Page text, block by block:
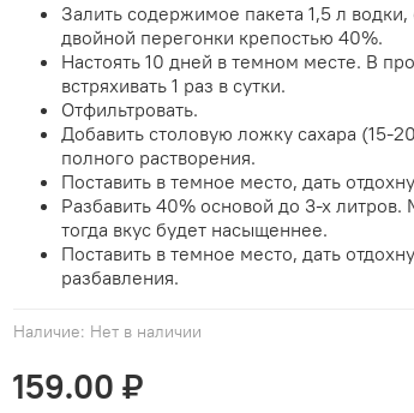
Наличие: Нет в наличии
159.00 ₽
Залить содержимое пакета 1,5 л
двойной перегонки крепостью 40%.
Настоять 10 дней в темном месте. В
встряхивать 1 раз в сутки.
Отфильтровать.
Добавить столовую ложку сахара (15-
полного растворения.
Поставить в темное место, дать
Разбавить 40% основой до 3-х
тогда вкус будет насыщеннее.
Поставить в темное место, дать
разбавления.